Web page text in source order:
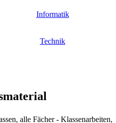
Informatik
Technik
alle Fächer - Klassenarbeiten,